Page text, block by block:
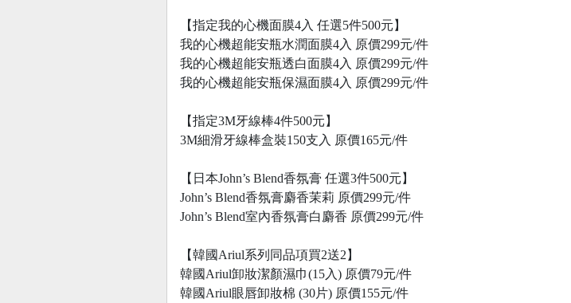
【指定我的心機面膜4入 任選5件500元】
我的心機超能安瓶水潤面膜4入 原價299元/件
我的心機超能安瓶透白面膜4入 原價299元/件
我的心機超能安瓶保濕面膜4入 原價299元/件
【指定3M牙線棒4件500元】
3M細滑牙線棒盒裝150支入 原價165元/件
【日本John’s Blend香氛膏 任選3件500元】
John’s Blend香氛膏麝香茉莉 原價299元/件
John’s Blend室內香氛膏白麝香 原價299元/件
【韓國Ariul系列同品項買2送2】
韓國Ariul卸妝潔顏濕巾(15入) 原價79元/件
韓國Ariul眼唇卸妝棉 (30片) 原價155元/件